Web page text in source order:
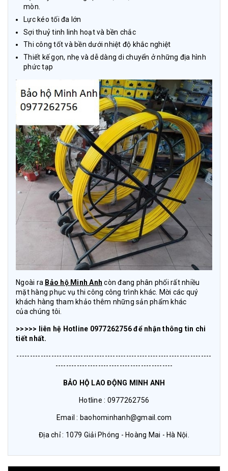
mòn.
Lực kéo tối đa lớn
Sợi thuỷ tinh linh hoạt và bền chắc
Thi công tốt và bền dưới nhiệt độ khắc nghiệt
Thiết kế gọn, nhẹ và dễ dàng di chuyển ở những địa hình
phức tạp
Ngoài ra Bảo hộ Minh Anh còn đang phân phối rất nhiều
mặt hàng phục vụ thi công công trình khác. Mời các quý
khách hàng tham khảo thêm những sản phẩm khác
của chúng tôi.
>>>>> liên hệ Hotline 0977262756 để nhận thông tin chi
tiết nhất.
-------------------------------------------------------------------------
--------------------------------------------
BẢO HỘ LAO ĐỘNG MINH ANH
Hotline : 0977262756
Email : baohominhanh@gmail.com
Địa chỉ : 1079 Giải Phóng - Hoàng Mai - Hà Nội.